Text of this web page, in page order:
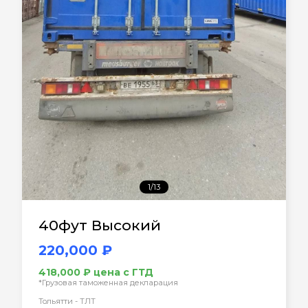
1/13
40фут Высокий
220,000 ₽
418,000 ₽ цена с ГТД
*Грузовая таможенная декларация
Тольятти - ТЛТ